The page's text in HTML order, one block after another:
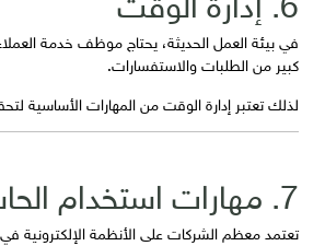
في بيئة العمل الحديثة، يحتاج موظف خدمة
كبير من الطلبات والاستفسارات.
لذلك تعتبر إدارة الوقت من المهارات الأساسية
7. مهارات استخدام الحاسب الآلي
تعتمد معظم الشركات على الأنظمة الإلكترونية في